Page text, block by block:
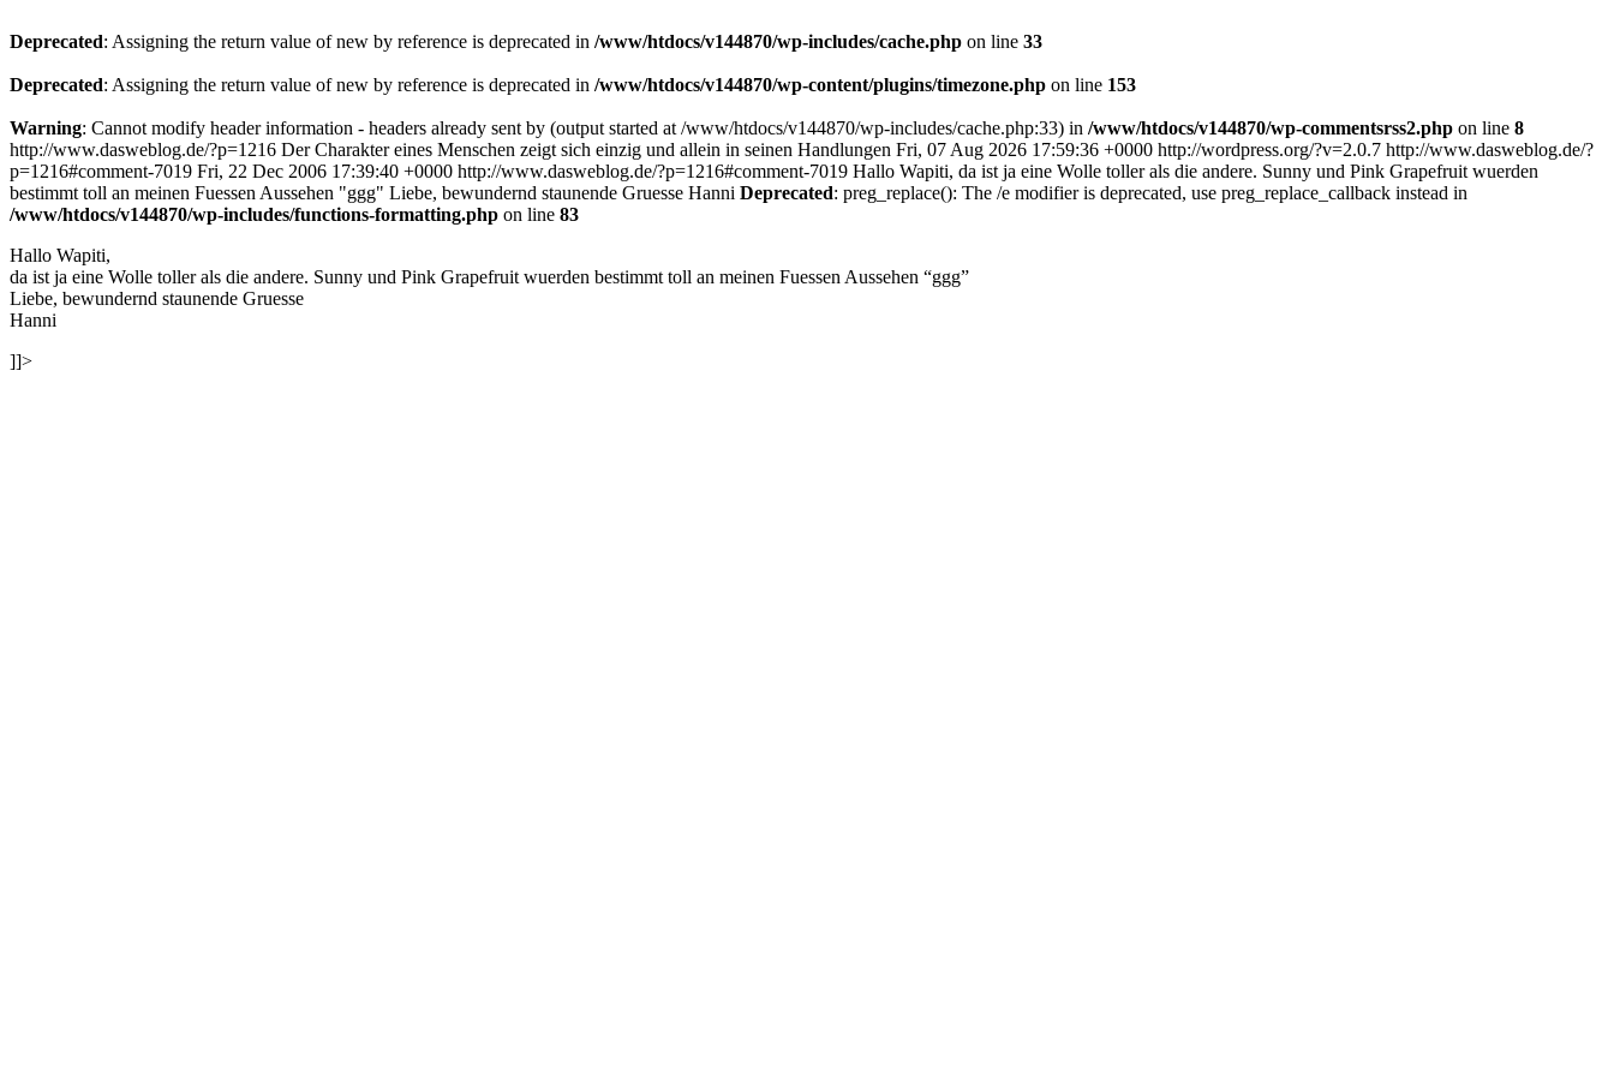
Deprecated: Assigning the return value of new by reference is deprecated in /www/htdocs/v144870/wp-includes/cache.php on line 33
Deprecated: Assigning the return value of new by reference is deprecated in /www/htdocs/v144870/wp-content/plugins/timezone.php on line 153
Warning: Cannot modify header information - headers already sent by (output started at /www/htdocs/v144870/wp-includes/cache.php:33) in /www/htdocs/v144870/wp-commentsrss2.php on line 8
http://www.dasweblog.de/?p=1216 Der Charakter eines Menschen zeigt sich einzig und allein in seinen Handlungen Fri, 07 Aug 2026 17:59:36 +0000 http://wordpress.org/?v=2.0.7 http://www.dasweblog.de/?
p=1216#comment-7019 Fri, 22 Dec 2006 17:39:40 +0000 http://www.dasweblog.de/?p=1216#comment-7019 Hallo Wapiti, da ist ja eine Wolle toller als die andere. Sunny und Pink Grapefruit wuerden
bestimmt toll an meinen Fuessen Aussehen "ggg" Liebe, bewundernd staunende Gruesse Hanni Deprecated: preg_replace(): The /e modifier is deprecated, use preg_replace_callback instead in
/www/htdocs/v144870/wp-includes/functions-formatting.php on line 83
Hallo Wapiti,
da ist ja eine Wolle toller als die andere. Sunny und Pink Grapefruit wuerden bestimmt toll an meinen Fuessen Aussehen “ggg”
Liebe, bewundernd staunende Gruesse
Hanni
]]>